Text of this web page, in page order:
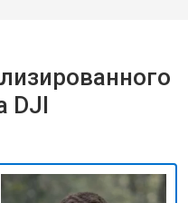
DJI